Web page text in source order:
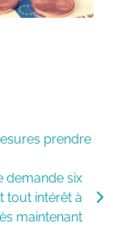
prendre
demande six
tout intérêt à
maintenant